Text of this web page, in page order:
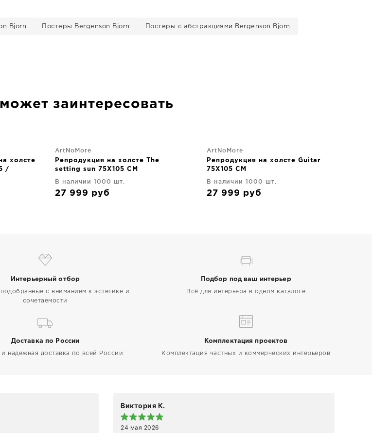
Bjorn Постеры Bergenson Bjorn Постеры с абстракциями Bergenson Bjorn
заинтересовать
холсте
/
ArtNoMore
Репродукция на холсте The
setting sun 75X105 CM
В наличии 1000 шт.
27 999 руб
ArtNoMore
Репродукция на холсте Guitar
75X105 CM
В наличии 1000 шт.
27 999 руб
Интерьерный отбор
с вниманием к эстетике и
сочетаемости
Подбор под ваш интерьер
Всё для интерьера в одном каталоге
Доставка по России
надежная доставка по всей России
Комплектация проектов
Комплектация частных и коммерческих интерьеров
Виктория К.
24 мая 2026